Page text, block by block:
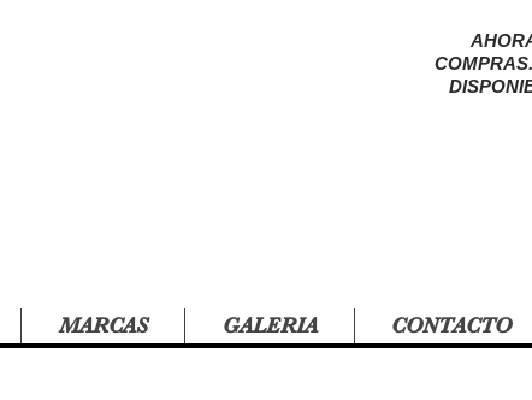
COMPRAS.
MARCAS GALERIA CONTACTO